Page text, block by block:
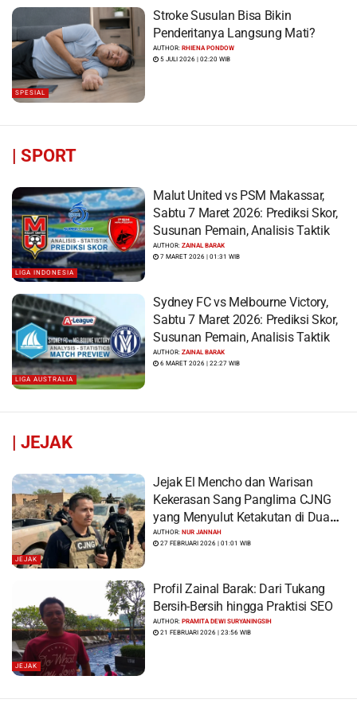
SPESIAL
Stroke Susulan Bisa Bikin
Penderitanya Langsung Mati?
AUTHOR:RHIENA PONDOW
5 JULI 2026 | 02:20 WIB
| SPORT
LIGA INDONESIA
Malut United vs PSM Makassar,
Sabtu 7 Maret 2026: Prediksi Skor,
Susunan Pemain, Analisis Taktik
AUTHOR:ZAINAL BARAK
7 MARET 2026 | 01:31 WIB
LIGA AUSTRALIA
Sydney FC vs Melbourne Victory,
Sabtu 7 Maret 2026: Prediksi Skor,
Susunan Pemain, Analisis Taktik
AUTHOR:ZAINAL BARAK
6 MARET 2026 | 22:27 WIB
| JEJAK
JEJAK
Jejak El Mencho dan Warisan
Kekerasan Sang Panglima CJNG
yang Menyulut Ketakutan di Dua
Benua
AUTHOR:NUR JANNAH
27 FEBRUARI 2026 | 01:01 WIB
JEJAK
Profil Zainal Barak: Dari Tukang
Bersih-Bersih hingga Praktisi SEO
AUTHOR:PRAMITA DEWI SURYANINGSIH
21 FEBRUARI 2026 | 23:56 WIB